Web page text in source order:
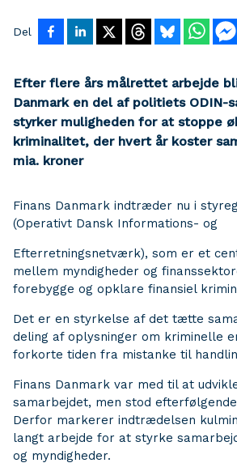
Del
Efter flere års målrettet arbejde
Danmark en del af politiets ODIN-
styrker muligheden for at stoppe
kriminalitet, der hvert år koster
mia. kroner
Finans Danmark indtræder nu i
(Operativt Dansk Informations- og
Efterretningsnetværk), som er et
mellem myndigheder og
forebygge og opklare finansiel
Det er en styrkelse af det tætte
deling af oplysninger om kriminelle
forkorte tiden fra mistanke til
Finans Danmark var med til at
samarbejdet, men stod
Derfor markerer indtrædelsen
langt arbejde for at styrke
og myndigheder.